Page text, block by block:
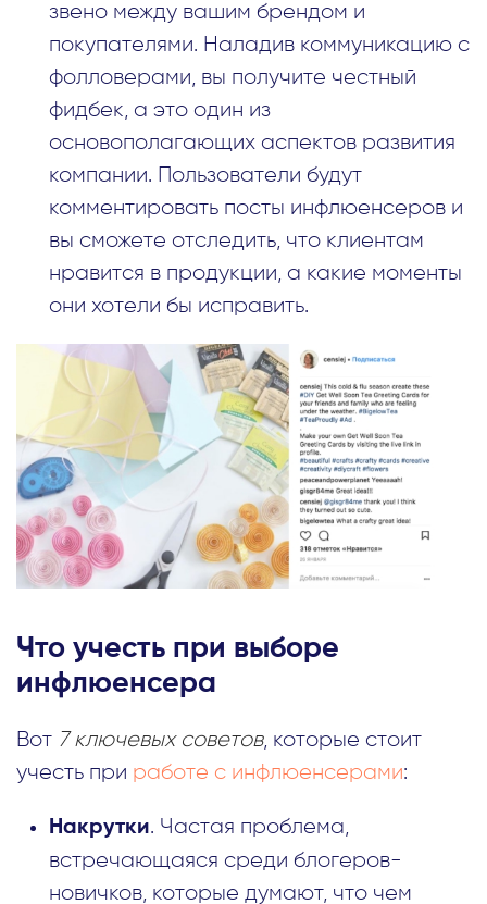
звено между вашим брендом и
покупателями. Наладив коммуникацию с
фолловерами, вы получите честный
фидбек, а это один из
основополагающих аспектов развития
компании. Пользователи будут
комментировать посты инфлюенсеров и
вы сможете отследить, что клиентам
нравится в продукции, а какие моменты
они хотели бы исправить.
Что учесть при выборе
инфлюенсера
Вот 7 ключевых советов, которые стоит
учесть при работе с инфлюенсерами:
Накрутки. Частая проблема,
встречающаяся среди блогеров-
новичков, которые думают, что чем